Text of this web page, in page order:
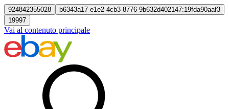
924842355028
b6343a17-e1e2-4cb3-8776-9b632d402147:19fda90aaf3
19997
Vai al contenuto principale